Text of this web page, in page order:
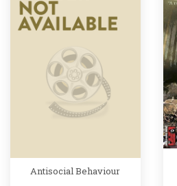
Antisocial Behaviour